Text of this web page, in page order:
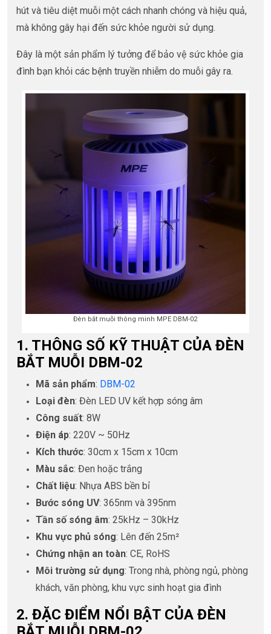
hút và tiêu diệt muỗi một cách nhanh chóng và hiệu quả,
mà không gây hại đến sức khỏe người sử dụng.
Đây là một sản phẩm lý tưởng để bảo vệ sức khỏe gia
đình bạn khỏi các bệnh truyền nhiễm do muỗi gây ra.
Đèn bắt muỗi thông minh MPE DBM-02
1. THÔNG SỐ KỸ THUẬT CỦA ĐÈN
BẮT MUỖI DBM-02
Mã sản phẩm: DBM-02
Loại đèn: Đèn LED UV kết hợp sóng âm
Công suất: 8W
Điện áp: 220V ~ 50Hz
Kích thước: 30cm x 15cm x 10cm
Màu sắc: Đen hoặc trắng
Chất liệu: Nhựa ABS bền bỉ
Bước sóng UV: 365nm và 395nm
Tần số sóng âm: 25kHz – 30kHz
Khu vực phủ sóng: Lên đến 25m²
Chứng nhận an toàn: CE, RoHS
Môi trường sử dụng: Trong nhà, phòng ngủ, phòng
khách, văn phòng, khu vực sinh hoạt gia đình
2. ĐẶC ĐIỂM NỔI BẬT CỦA ĐÈN